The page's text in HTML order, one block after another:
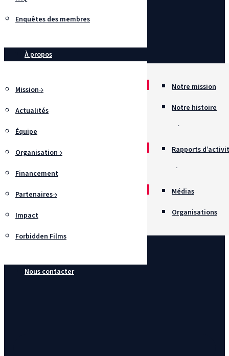
Enquêtes des membres
À propos
Mission Notre mission
Notre histoire
Récompenses
Actualités
Équipe
Organisation Rapports
Chartes
Recrutement
Financement
Partenaires Médias
Organisations
Impact
Forbidden Films
Nous contacter